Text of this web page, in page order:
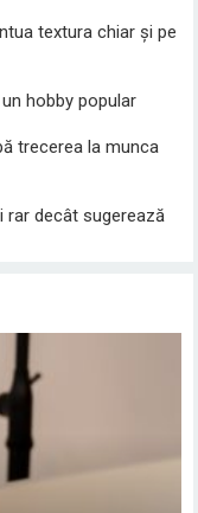
textura chiar și pe
hobby popular
trecerea la munca
rar decât sugerează